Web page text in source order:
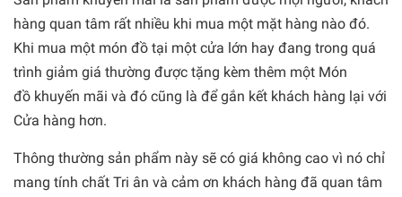
hàng quan tâm rất nhiều khi mua một mặt hàng nào đó.
Khi mua một món đồ tại một cửa lớn hay đang trong quá
trình giảm giá thường được tặng kèm thêm một Món
đồ khuyến mãi và đó cũng là để gắn kết khách hàng lại với
Cửa hàng hơn.
Thông thường sản phẩm này sẽ có giá không cao vì nó chỉ
mang tính chất Tri ân và cảm ơn khách hàng đã quan tâm